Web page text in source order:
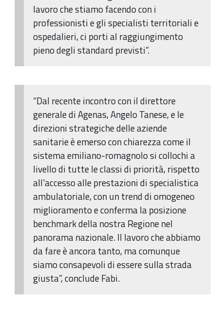
lavoro che stiamo facendo con i
professionisti e gli specialisti territoriali e
ospedalieri, ci porti al raggiungimento
pieno degli standard previsti”.
“Dal recente incontro con il direttore
generale di Agenas, Angelo Tanese, e le
direzioni strategiche delle aziende
sanitarie è emerso con chiarezza come il
sistema emiliano-romagnolo si collochi a
livello di tutte le classi di priorità, rispetto
all'accesso alle prestazioni di specialistica
ambulatoriale, con un trend di omogeneo
miglioramento e conferma la posizione
benchmark della nostra Regione nel
panorama nazionale. Il lavoro che abbiamo
da fare è ancora tanto, ma comunque
siamo consapevoli di essere sulla strada
giusta”, conclude Fabi.